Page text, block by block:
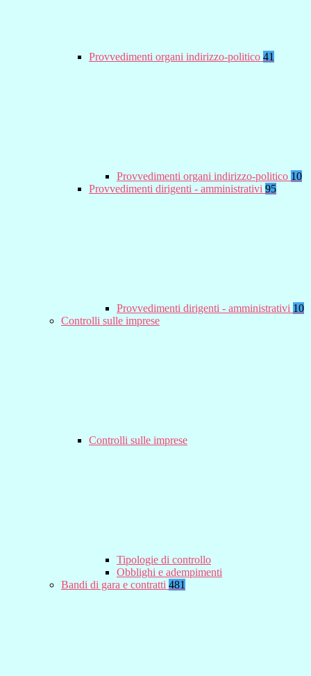
Provvedimenti organi indirizzo-politico 41
Provvedimenti organi indirizzo-politico 10
Provvedimenti dirigenti - amministrativi 95
Provvedimenti dirigenti - amministrativi 10
Controlli sulle imprese
Controlli sulle imprese
Tipologie di controllo
Obblighi e adempimenti
Bandi di gara e contratti 481